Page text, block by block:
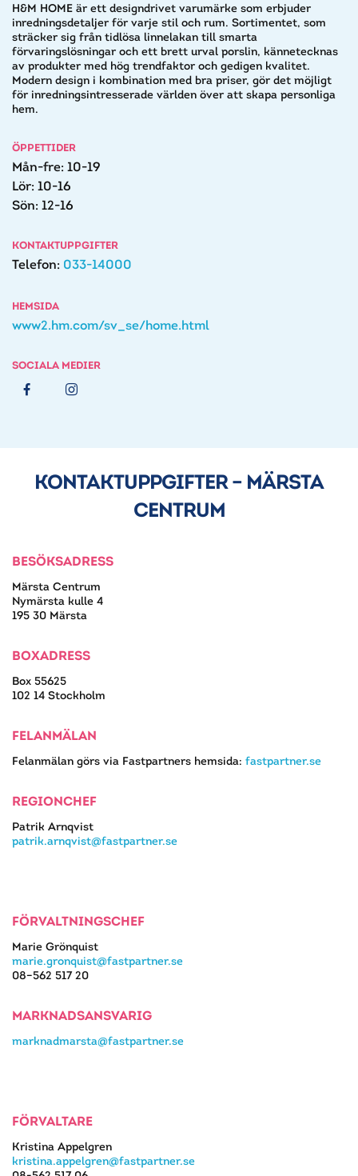
H&M HOME är ett designdrivet varumärke som erbjuder
inredningsdetaljer för varje stil och rum. Sortimentet, som
sträcker sig från tidlösa linnelakan till smarta
förvaringslösningar och ett brett urval porslin, kännetecknas
av produkter med hög trendfaktor och gedigen kvalitet.
Modern design i kombination med bra priser, gör det möjligt
för inredningsintresserade världen över att skapa personliga
hem.
ÖPPETTIDER
Mån-fre: 10-19
Lör: 10-16
Sön: 12-16
KONTAKTUPPGIFTER
Telefon: 033-14000
HEMSIDA
www2.hm.com/sv_se/home.html
SOCIALA MEDIER
KONTAKTUPPGIFTER – MÄRSTA
CENTRUM
BESÖKSADRESS
Märsta Centrum
Nymärsta kulle 4
195 30 Märsta
BOXADRESS
Box 55625
102 14 Stockholm
FELANMÄLAN
Felanmälan görs via Fastpartners hemsida: fastpartner.se
REGIONCHEF
Patrik Arnqvist
patrik.arnqvist@fastpartner.se
FÖRVALTNINGSCHEF
Marie Grönquist
marie.gronquist@fastpartner.se
08–562 517 20
MARKNADSANSVARIG
marknadmarsta@fastpartner.se
FÖRVALTARE
Kristina Appelgren
kristina.appelgren@fastpartner.se